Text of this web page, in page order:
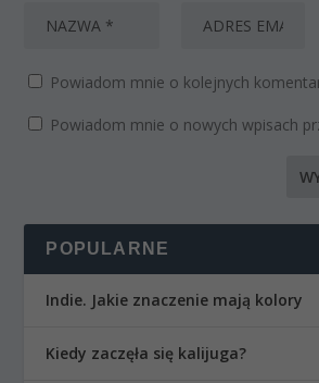
Powiadom mnie o kolejnych
Powiadom mnie o nowych wpisach
POPULARNE
Indie. Jakie znaczenie mają kolory
Kiedy zaczęła się kalijuga?